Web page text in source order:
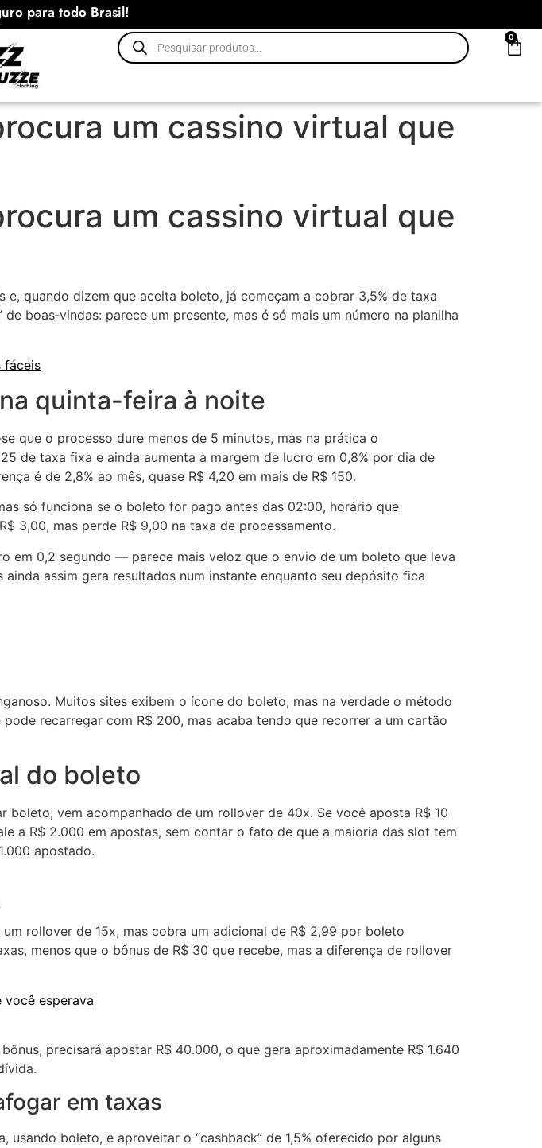
para todo Brasil!
0
um cassino virtual que
um cassino virtual que
quando dizem que aceita boleto, já começam a cobrar 3,5% de taxa
boas‑vindas: parece um presente, mas é só mais um número na planilha
fáceis
quinta-feira à noite
que o processo dure menos de 5 minutos, mas na prática o
de taxa fixa e ainda aumenta a margem de lucro em 0,8% por dia de
é de 2,8% ao mês, quase R$ 4,20 em mais de R$ 150.
só funciona se o boleto for pago antes das 02:00, horário que
3,00, mas perde R$ 9,00 na taxa de processamento.
0,2 segundo — parece mais veloz que o envio de um boleto que leva
assim gera resultados num instante enquanto seu depósito fica
Muitos sites exibem o ícone do boleto, mas na verdade o método
recarregar com R$ 200, mas acaba tendo que recorrer a um cartão
do boleto
boleto, vem acompanhado de um rollover de 40x. Se você aposta R$ 10
a R$ 2.000 em apostas, sem contar o fato de que a maioria das slot tem
apostado.
rollover de 15x, mas cobra um adicional de R$ 2,99 por boleto
menos que o bônus de R$ 30 que recebe, mas a diferença de rollover
esperava
precisará apostar R$ 40.000, o que gera aproximadamente R$ 1.640
em taxas
boleto, e aproveitar o “cashback” de 1,5% oferecido por alguns